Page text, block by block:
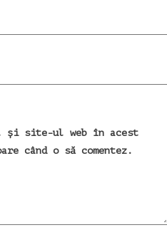
și site-ul web în acest
când o să comentez.